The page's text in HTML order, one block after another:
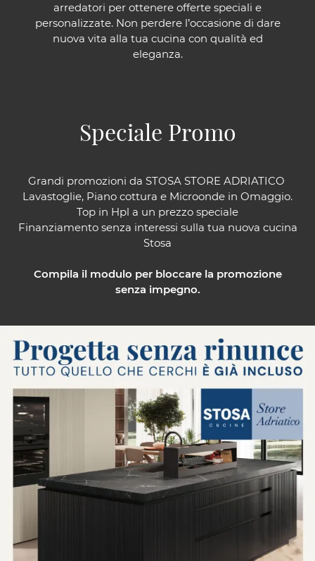
arredatori per ottenere offerte speciali e
personalizzate. Non perdere l’occasione di dare
nuova vita alla tua cucina con qualità ed
eleganza.
Speciale Promo
Grandi promozioni da STOSA STORE ADRIATICO
Lavastoglie, Piano cottura e Microonde in Omaggio.
Top in Hpl a un prezzo speciale
Finanziamento senza interessi sulla tua nuova cucina
Stosa
Compila il modulo per bloccare la promozione
senza impegno.